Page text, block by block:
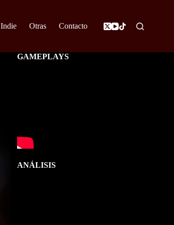
Indie Otras Contacto
GAMEPLAYS
ANÁLISIS